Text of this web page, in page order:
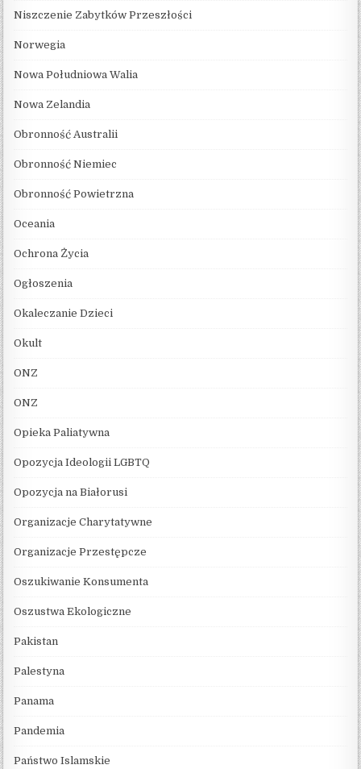
Niszczenie Zabytków Przeszłości
Norwegia
Nowa Południowa Walia
Nowa Zelandia
Obronność Australii
Obronność Niemiec
Obronność Powietrzna
Oceania
Ochrona Życia
Ogłoszenia
Okaleczanie Dzieci
Okult
ONZ
ONZ
Opieka Paliatywna
Opozycja Ideologii LGBTQ
Opozycja na Białorusi
Organizacje Charytatywne
Organizacje Przestępcze
Oszukiwanie Konsumenta
Oszustwa Ekologiczne
Pakistan
Palestyna
Panama
Pandemia
Państwo Islamskie